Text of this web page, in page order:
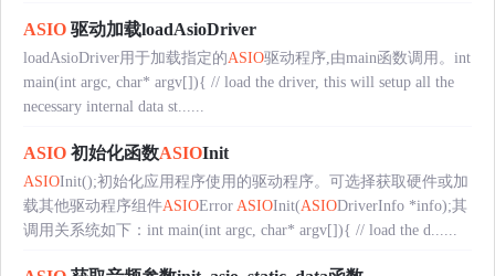
ASIO 驱动加载loadAsioDriver
loadAsioDriver用于加载指定的ASIO驱动程序,由main函数调用。int
main(int argc, char* argv[]){ // load the driver, this will setup all the
necessary internal data st......
ASIO 初始化函数ASIOInit
ASIOInit();初始化应用程序使用的驱动程序。可选择获取硬件或加
载其他驱动程序组件ASIOError ASIOInit(ASIODriverInfo *info);其
调用关系统如下：int main(int argc, char* argv[]){ // load the d......